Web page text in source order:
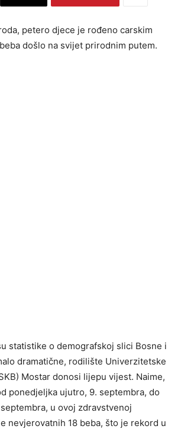
petero djece je rođeno carskim
došlo na svijet prirodnim putem.
statistike o demografskoj slici Bosne i
dramatične, rodilište Univerzitetske
Mostar donosi lijepu vijest. Naime,
ponedjeljka ujutro, 9. septembra, do
u ovoj zdravstvenoj
nevjerovatnih 18 beba, što je rekord u